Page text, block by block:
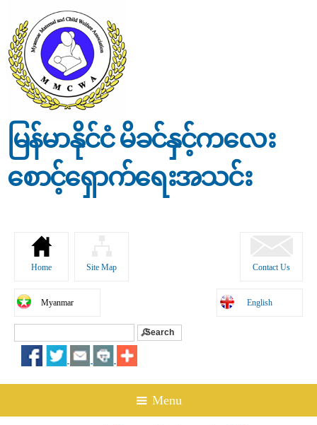
content
မြန်မာနိုင်ငံ မိခင်နှင့်ကလေး
စောင့်ရှောက်ရေးအသင်း
Home Site Map Contact Us
Myanmar English
Search form
☰ Menu